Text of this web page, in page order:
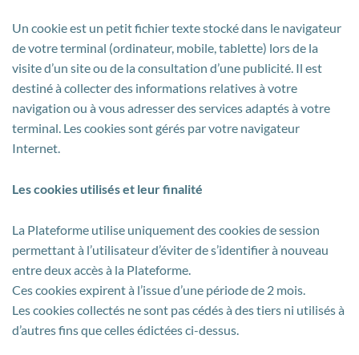
Un cookie est un petit fichier texte stocké dans le navigateur
de votre terminal (ordinateur, mobile, tablette) lors de la
visite d’un site ou de la consultation d’une publicité. Il est
destiné à collecter des informations relatives à votre
navigation ou à vous adresser des services adaptés à votre
terminal. Les cookies sont gérés par votre navigateur
Internet.
Les cookies utilisés et leur finalité
La Plateforme utilise uniquement des cookies de session
permettant à l’utilisateur d’éviter de s’identifier à nouveau
entre deux accès à la Plateforme.
Ces cookies expirent à l’issue d’une période de 2 mois.
Les cookies collectés ne sont pas cédés à des tiers ni utilisés à
d’autres fins que celles édictées ci-dessus.